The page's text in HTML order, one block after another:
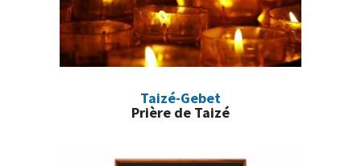
Taizé-Gebet
Prière de Taizé